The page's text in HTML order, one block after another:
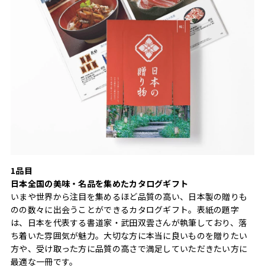
1品目
日本全国の美味・名品を集めたカタログギフト
いまや世界から注目を集めるほど品質の高い、日本製の贈りも
のの数々に出会うことができるカタログギフト。表紙の題字
は、日本を代表する書道家・武田双雲さんが執筆しており、落
ち着いた雰囲気が魅力。大切な方に本当に良いものを贈りたい
方や、受け取った方に品質の高さで満足していただきたい方に
最適な一冊です。